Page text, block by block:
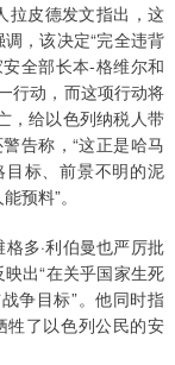
拉皮德发文指出，这
，该决定“完全违背
全部长本-格维尔和
行动，而这项行动将
，给以色列纳税人带
告称，“这正是哈马
标、前景不明的泥
预料”。
多·利伯曼也严厉批
出“在关乎国家生死
争目标”。他同时指
牲了以色列公民的安